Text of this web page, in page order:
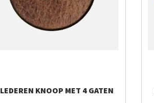
LEDEREN KNOOP MET 4 GATEN